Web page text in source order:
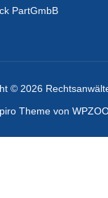
PartGmbB
© 2026
Theme von